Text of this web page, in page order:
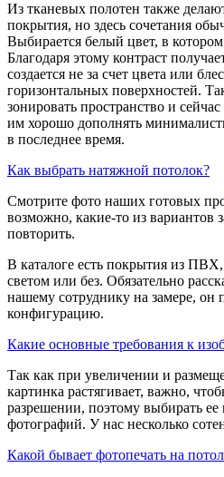
Из тканевых полотен также
покрытия, но здесь сочетания
Выбирается белый цвет, в
Благодаря этому контраст
создается не за счет цвета или
горизонтальных поверхностей.
зонировать пространство и
им хорошо дополнять
в последнее время.
Как выбрать натяжной потолок?
Смотрите фото наших готовых
возможно, какие-то из вариантов
повторить.
В каталоге есть покрытия из
светом или без. Обязательно
нашему сотруднику на замере, он
конфигурацию.
Какие основные требования к
Так как при увеличении и
картинка растягивает, важно,
разрешении, поэтому выбирать
фотографий. У нас несколько
Какой бывает фотопечать на